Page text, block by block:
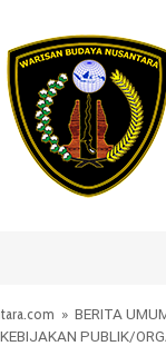
» BERITA
KEBIJAKAN PUBLIK/